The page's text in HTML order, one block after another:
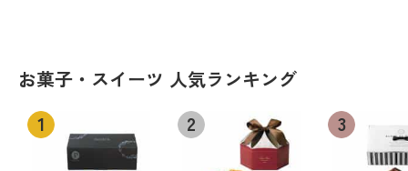
お菓子・スイーツ 人気ランキング